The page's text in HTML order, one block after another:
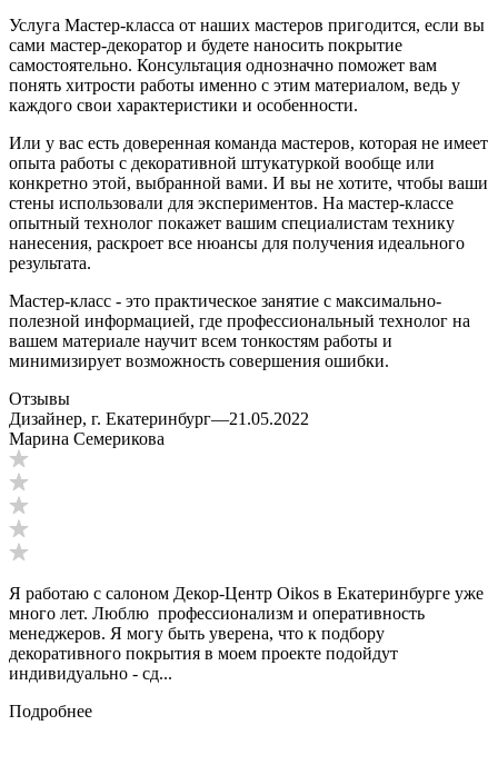
Услуга Мастер-класса от наших мастеров пригодится, если вы
сами мастер-декоратор и будете наносить покрытие
самостоятельно. Консультация однозначно поможет вам
понять хитрости работы именно с этим материалом, ведь у
каждого свои характеристики и особенности.
Или у вас есть доверенная команда мастеров, которая не имеет
опыта работы с декоративной штукатуркой вообще или
конкретно этой, выбранной вами. И вы не хотите, чтобы ваши
стены использовали для экспериментов. На мастер-классе
опытный технолог покажет вашим специалистам технику
нанесения, раскроет все нюансы для получения идеального
результата.
Мастер-класс - это практическое занятие с максимально-
полезной информацией, где профессиональный технолог на
вашем материале научит всем тонкостям работы и
минимизирует возможность совершения ошибки.
Отзывы
Дизайнер, г. Екатеринбург—21.05.2022
Марина Семерикова
Я работаю с салоном Декор-Центр Oikos в Екатеринбурге уже
много лет. Люблю профессионализм и оперативность
менеджеров. Я могу быть уверена, что к подбору
декоративного покрытия в моем проекте подойдут
индивидуально - сд...
Подробнее